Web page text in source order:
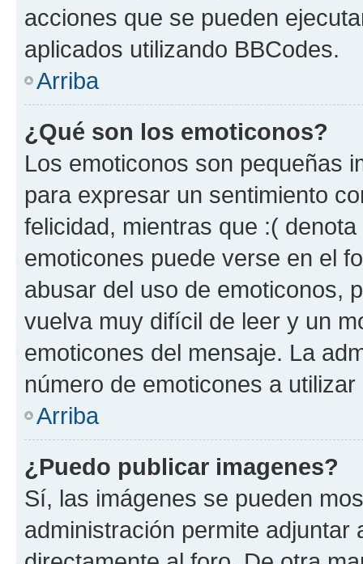
acciones que se pueden
aplicados utilizando BBCodes.
Arriba
¿Qué son los emoticonos?
Los emoticonos son pequeñas
para expresar un sentimiento
felicidad, mientras que :(
emoticones puede verse en el
abusar del uso de emoticonos,
vuelva muy difícil de leer y un
emoticones del mensaje. La
número de emoticones a
Arriba
¿Puedo publicar imagenes?
Sí, las imágenes se pueden
administración permite